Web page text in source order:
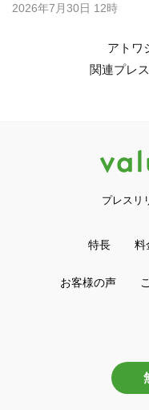
2026年7月30日 12時
アトワ
関連プレ
プレスリ
特長 料
お客様の声